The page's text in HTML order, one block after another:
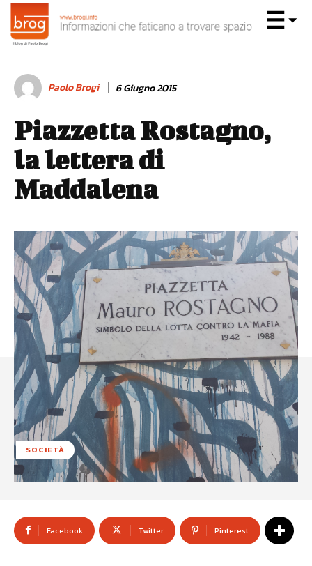
Paolo Brogi 6 Giugno 2015
Piazzetta Rostagno,
la lettera di
Maddalena
SOCIETÀ
Facebook Twitter Pinterest